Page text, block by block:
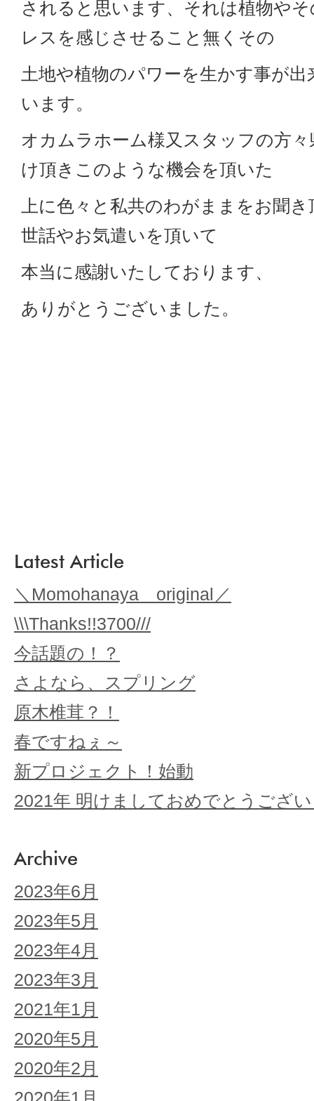
されると思います、それは植物や
レスを感じさせること無くその
土地や植物のパワーを生かす事が
います。
オカムラホーム様又スタッフの方
け頂きこのような機会を頂いた
上に色々と私共のわがままをお聞
世話やお気遣いを頂いて
本当に感謝いたしております、
ありがとうございました。
Latest Article
＼Momohanaya original／
\\\Thanks!!3700///
今話題の！？
さよなら、スプリング
原木椎茸？！
春ですねぇ～
新プロジェクト！始動
2021年 明けましておめでとうござ
Archive
2023年6月
2023年5月
2023年4月
2023年3月
2021年1月
2020年5月
2020年2月